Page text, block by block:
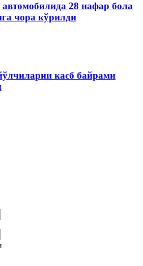
28 нафар бола
чора кўрилди
касб байрами